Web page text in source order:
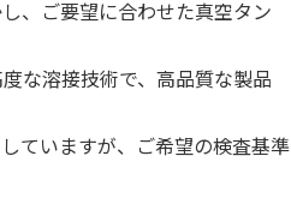
、ご要望に合わせた真空タン
な溶接技術で、高品質な製品
ていますが、ご希望の検査基準